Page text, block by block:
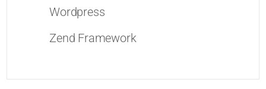
Wordpress
Zend Framework